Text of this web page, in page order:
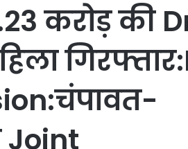
करोड़ की
Joint